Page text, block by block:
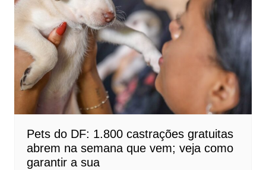
Pets do DF: 1.800 castrações gratuitas
abrem na semana que vem; veja como
garantir a sua